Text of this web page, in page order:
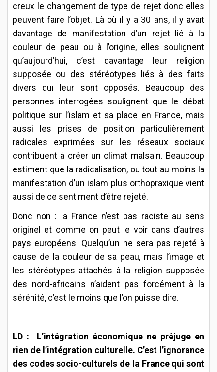
creux le changement de type de rejet donc elles
peuvent faire l’objet. Là où il y a 30 ans, il y avait
davantage de manifestation d’un rejet lié à la
couleur de peau ou à l’origine, elles soulignent
qu’aujourd’hui, c’est davantage leur religion
supposée ou des stéréotypes liés à des faits
divers qui leur sont opposés. Beaucoup des
personnes interrogées soulignent que le débat
politique sur l’islam et sa place en France, mais
aussi les prises de position particulièrement
radicales exprimées sur les réseaux sociaux
contribuent à créer un climat malsain. Beaucoup
estiment que la radicalisation, ou tout au moins la
manifestation d’un islam plus orthopraxique vient
aussi de ce sentiment d’être rejeté.
Donc non : la France n’est pas raciste au sens
originel et comme on peut le voir dans d’autres
pays européens. Quelqu’un ne sera pas rejeté à
cause de la couleur de sa peau, mais l’image et
les stéréotypes attachés à la religion supposée
des nord-africains n’aident pas forcément à la
sérénité, c’est le moins que l’on puisse dire.
LD : L’intégration économique ne préjuge en
rien de l’intégration culturelle. C’est l’ignorance
des codes socio-culturels de la France qui sont